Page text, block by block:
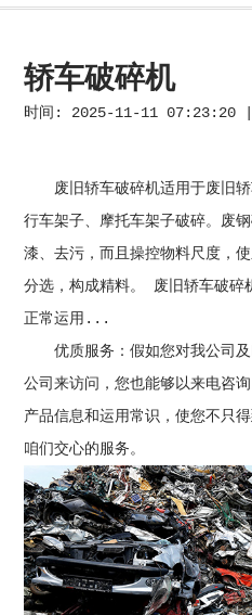
轿车破碎机
时间: 2025-11-11
废旧轿车破碎机适用于废旧轿
行车架子、摩托车架子破碎。废
漆、去污，而且操控物料尺度，
分选，构成精料。 废旧轿车破碎
正常运用...
优质服务：假如您对我公司及
公司来访问，您也能够以来电咨
产品信息和运用常识，使您不只
咱们交心的服务。